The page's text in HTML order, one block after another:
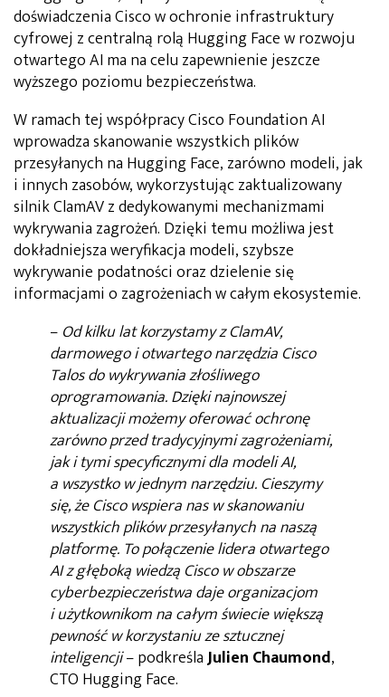
doświadczenia Cisco w ochronie infrastruktury
cyfrowej z centralną rolą Hugging Face w rozwoju
otwartego AI ma na celu zapewnienie jeszcze
wyższego poziomu bezpieczeństwa.
W ramach tej współpracy Cisco Foundation AI
wprowadza skanowanie wszystkich plików
przesyłanych na Hugging Face, zarówno modeli, jak
i innych zasobów, wykorzystując zaktualizowany
silnik ClamAV z dedykowanymi mechanizmami
wykrywania zagrożeń. Dzięki temu możliwa jest
dokładniejsza weryfikacja modeli, szybsze
wykrywanie podatności oraz dzielenie się
informacjami o zagrożeniach w całym ekosystemie.
– Od kilku lat korzystamy z ClamAV,
darmowego i otwartego narzędzia Cisco
Talos do wykrywania złośliwego
oprogramowania. Dzięki najnowszej
aktualizacji możemy oferować ochronę
zarówno przed tradycyjnymi zagrożeniami,
jak i tymi specyficznymi dla modeli AI,
a wszystko w jednym narzędziu. Cieszymy
się, że Cisco wspiera nas w skanowaniu
wszystkich plików przesyłanych na naszą
platformę. To połączenie lidera otwartego
AI z głęboką wiedzą Cisco w obszarze
cyberbezpieczeństwa daje organizacjom
i użytkownikom na całym świecie większą
pewność w korzystaniu ze sztucznej
inteligencji– podkreślaJulien Chaumond,
CTO Hugging Face.